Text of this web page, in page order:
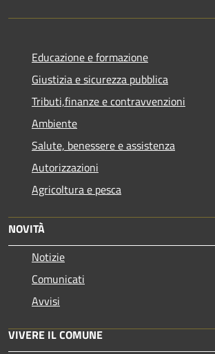
Educazione e formazione
Giustizia e sicurezza pubblica
Tributi,finanze e contravvenzioni
Ambiente
Salute, benessere e assistenza
Autorizzazioni
Agricoltura e pesca
NOVITÀ
Notizie
Comunicati
Avvisi
VIVERE IL COMUNE